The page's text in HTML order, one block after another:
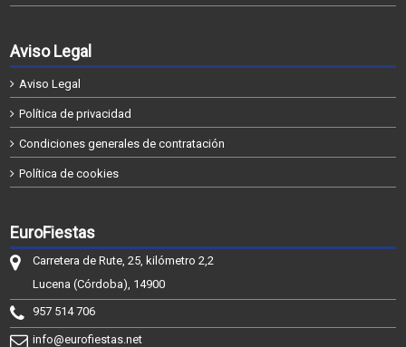
Aviso Legal
Aviso Legal
Política de privacidad
Condiciones generales de contratación
Política de cookies
EuroFiestas
Carretera de Rute, 25, kilómetro 2,2
Lucena (Córdoba), 14900
957 514 706
info@eurofiestas.net